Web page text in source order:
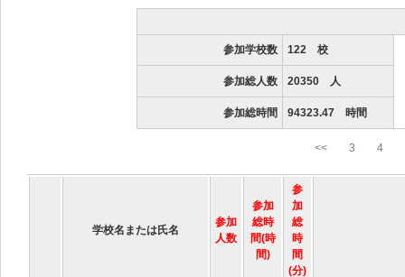
参加学校数 122 校
参加総人数 20350 人
参加総時間 94323.47 時間
<< 3 4
学校名または氏名
参加
人数
参加
総時
間(時
間)
参
加
総
時
間
(分)